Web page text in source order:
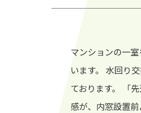
マンションの一
います。 水回り
ております。 「
感が、内窓設置